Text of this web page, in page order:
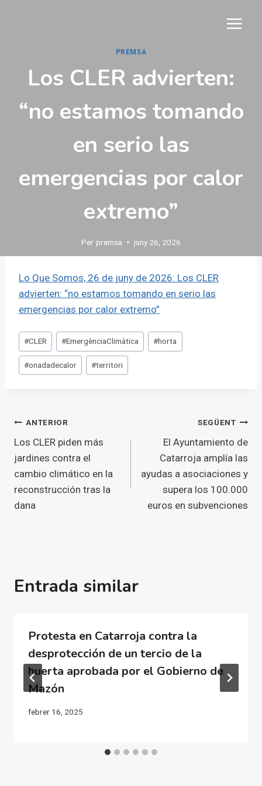
PREMSA
Los CLER advierten:
“no estamos tomando
en serio las
emergencias por calor
extremo”
Per premsa juny 26, 2026
Lo Que Somos, 26 de juny de 2026: Los CLER
advierten: “no estamos tomando en serio las
emergencias por calor extremo”
Etiquetes
d'entrada
#CLER #EmergènciaClimàtica #horta
#onadadecalor #territori
Navegació
d'entrades
ANTERIOR
Los CLER piden más
jardines contra el
cambio climático en la
reconstrucción tras la
dana
SEGÜENT
El Ayuntamiento de
Catarroja amplía las
ayudas a asociaciones y
supera los 100.000
euros en subvenciones
Entrada similar
Protesta en Catarroja contra la
desprotección de un tercio de la
huerta aprobada por el Gobierno de
Mazón
febrer 16, 2025